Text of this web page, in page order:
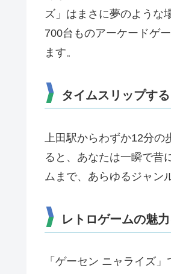
ズ」はまさに夢のような
700台ものアーケードゲ
ます​​。
タイムスリップす
上田駅からわずか12分
ると、あなたは一瞬で昔
ムまで、あらゆるジャン
レトロゲームの魅
「ゲーセン ニャライズ